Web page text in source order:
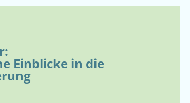
Einblicke in die